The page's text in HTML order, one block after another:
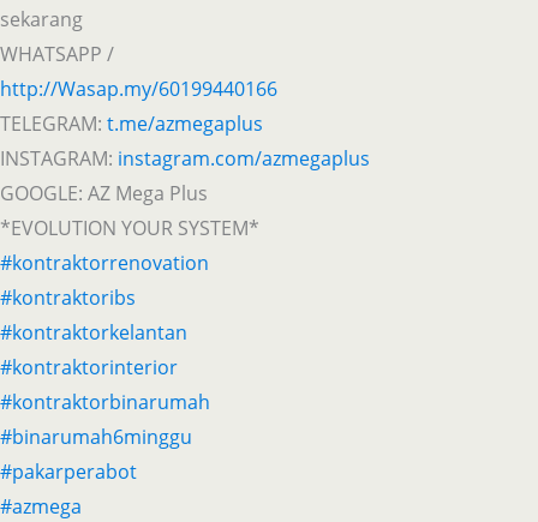
sekarang
WHATSAPP /
http://Wasap.my/60199440166
TELEGRAM: t.me/azmegaplus
INSTAGRAM: instagram.com/azmegaplus
GOOGLE: AZ Mega Plus
*EVOLUTION YOUR SYSTEM*
#kontraktorrenovation
#kontraktoribs
#kontraktorkelantan
#kontraktorinterior
#kontraktorbinarumah
#binarumah6minggu
#pakarperabot
#azmega